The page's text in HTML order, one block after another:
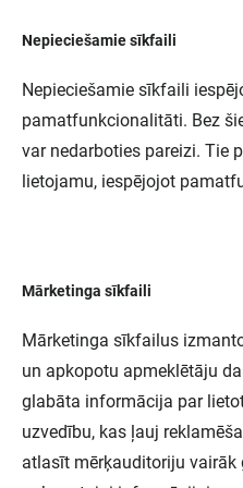
QTI 2X14/24/
Nepieciešamie sīkfaili
Nepieciešamie sīkfaili
pamatfunkcionalitāti. Bez
var nedarboties pareizi. Tie
lietojamu, iespējojot
Mārketinga sīkfaili
Mārketinga sīkfailus
un apkopotu apmeklētāju
glabāta informācija par
uzvedību, kas ļauj
atlasīt mērķauditoriju vairāk